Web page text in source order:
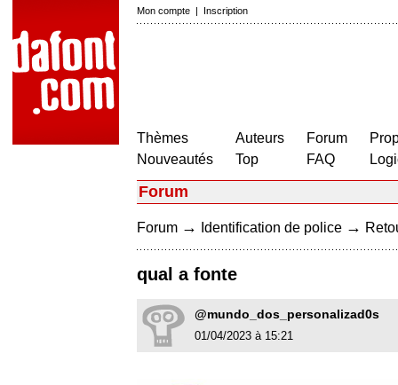
Mon compte | Inscription
Thèmes
Nouveautés
Auteurs
Top
Forum
FAQ
Forum
Forum → Identification de police →
qual a fonte
@mundo_dos_personalizad0s
01/04/2023 à 15:21